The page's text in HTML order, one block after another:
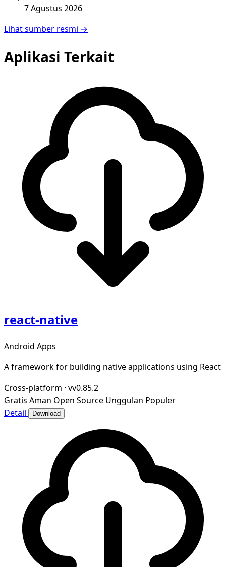
7 Agustus 2026
Lihat sumber resmi →
Aplikasi Terkait
react-native
Android Apps
A framework for building native applications using React
Cross-platform · vv0.85.2
Gratis Aman Open Source Unggulan Populer
Detail
Download